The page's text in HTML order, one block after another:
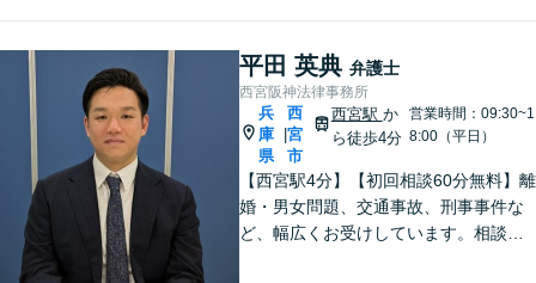
平田 英典 弁護士
西宮阪神法律事務所
兵
庫
県
西
宮
市
西宮駅 か
ら徒歩4分
営業時間：09:30~1
8:00（平日）
【西宮駅4分】【初回相談60分無料】離
婚・男女問題、交通事故、刑事事件な
ど、幅広くお受けしています。相談者